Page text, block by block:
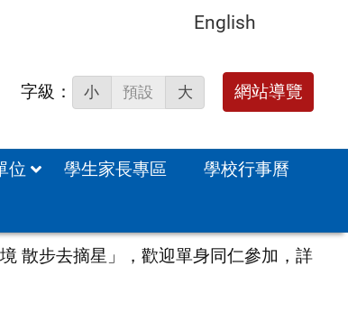
English
字級： 小 預設 大 網站導覽
位 學生家長專區
學校行事曆
散步去摘星」，歡迎單身同仁參加，詳